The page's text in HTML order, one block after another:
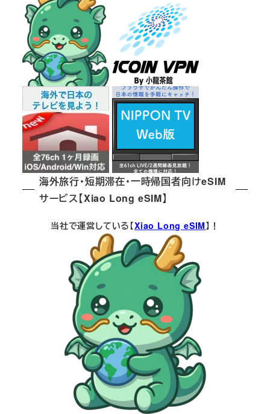
海外旅行・短期滞在・一時帰国者向けeSIM
サービス【Xiao Long eSIM】
当社で運営している【Xiao Long eSIM】！